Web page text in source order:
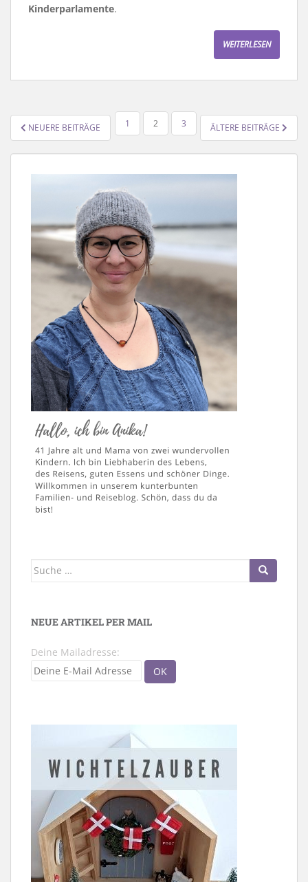
Kinderparlamente.
WEITERLESEN
SEITENNUMMERIERUNG
DER
BEITRÄGE
NEUERE BEITRÄGE 1 2 3 ÄLTERE BEITRÄGE
Suche
NEUE ARTIKEL PER MAIL
Deine Mailadresse: